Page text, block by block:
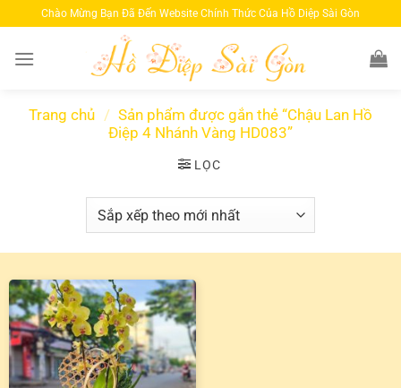
qua
nội
Chào Mừng Bạn Đã Đến Website Chính Thức Của Hồ Diệp Sài Gòn
Trang chủ / Sản phẩm được gắn thẻ “Chậu Lan Hồ
Điệp 4 Nhánh Vàng HD083”
LỌC